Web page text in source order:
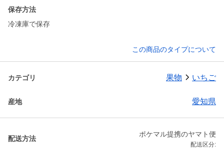
保存方法
冷凍庫で保存
この商品のタイプについて
カテゴリ 果物 いちご
産地 愛知県
配送方法
ポケマル提携のヤマト便
配送区分: